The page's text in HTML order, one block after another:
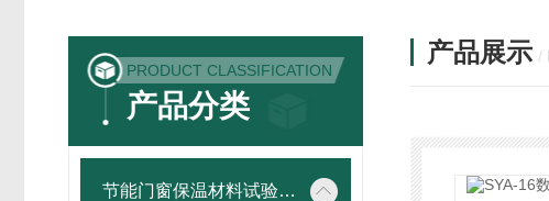
PRODUCT CLASSIFICATION
产品分类
节能门窗保温材料试验仪器
产品展示 /